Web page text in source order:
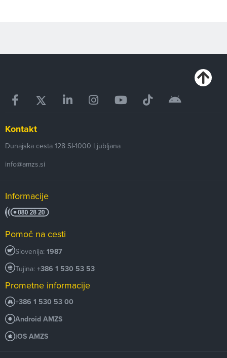
Kontakt
Dunajska cesta 128 SI-1000 Ljubljana
info@amzs.si
Informacije
Pomoč na cesti
Slovenija: 1987
Tujina: +386 1 530 53 53
Prometne informacije
+386 1 530 53 00
Android AMZS
iOS AMZS